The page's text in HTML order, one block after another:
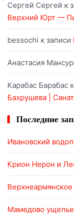
Сергей Сергей к
Верхний Юрт —
bessochi к записи
Анастасия
Карабас Барабас
Бахрушева |
Последние
Ивановский
Крион Нерон и
Мамедово